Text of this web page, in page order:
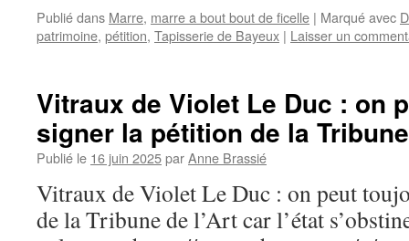
Publié dans Marre, marre a bout bout de ficelle | Marqué avec
patrimoine, pétition, Tapisserie de Bayeux | Laisser un
Vitraux de Violet Le Duc : on
signer la pétition de la
Publié le 16 juin 2025parAnne Brassié
Vitraux de Violet Le Duc : on peut
de la Tribune de l’Art car l’état